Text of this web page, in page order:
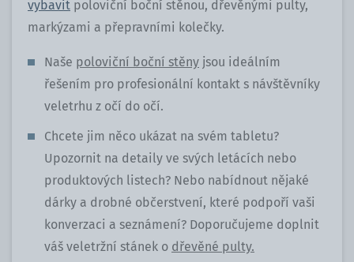
vybavit poloviční boční stěnou, dřevěnými pulty,
markýzami a přepravními kolečky.
Naše poloviční boční stěny jsou ideálním
řešením pro profesionální kontakt s návštěvníky
veletrhu z očí do očí.
Chcete jim něco ukázat na svém tabletu?
Upozornit na detaily ve svých letácích nebo
produktových listech? Nebo nabídnout nějaké
dárky a drobné občerstvení, které podpoří vaši
konverzaci a seznámení? Doporučujeme doplnit
váš veletržní stánek o dřevěné pulty.